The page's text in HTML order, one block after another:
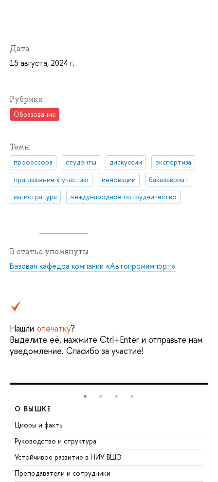
Дата
15 августа, 2024 г.
Рубрики
Образование
Темы
профессора студенты дискуссии
экспертиза
приглашение к участию
инновации
бакалавриат
магистратура
международное сотрудничество
В статье упомянуты
Базовая кафедра компании «Автопромимпорт»
Нашли опечатку?
Выделите её, нажмите Ctrl+Enter и отправьте нам
уведомление. Спасибо за участие!
О ВЫШКЕ
Цифры и факты
Руководство и структура
Устойчивое развитие в НИУ ВШЭ
Преподаватели и сотрудники